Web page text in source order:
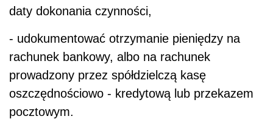
daty dokonania czynności,
- udokumentować otrzymanie pieniędzy na
rachunek bankowy, albo na rachunek
prowadzony przez spółdzielczą kasę
oszczędnościowo - kredytową lub przekazem
pocztowym.